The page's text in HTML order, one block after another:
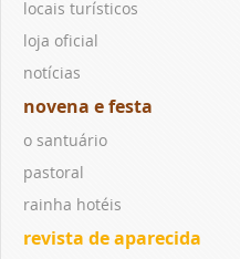
locais turísticos
loja oficial
notícias
novena e festa
o santuário
pastoral
rainha hotéis
revista de aparecida